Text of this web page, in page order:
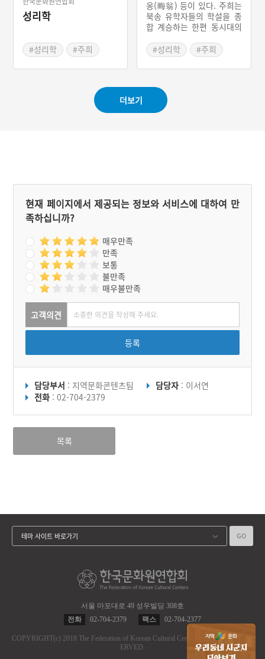
도리를 깨닫고 실천하기 위
한 지침서였다. 동방 오현으
로 조선 도통을 계승하고 있
교에서 소학의 의미를 상징
하는 인물이기도 하다.
성리학
#성리학
#주희
옹(晦翁) 등이 있다. 주희는
북송 유학자들의 학설을 종
합 계승하는 한편 동시대의
써 송대의 성리학을 집대성
하였다. 그의 철학 체계인
‘주자학(朱子學)’은 성리학
그 이론이 매우 정밀하고 또
한 방대한 내용을 담고 있어
이후의 유교 발전에 지대한
력을 끼쳤다.
#성리학 #주희
더보기
현재 페이지에서 제공되는 정보와 서비스에 대하여 만
족하십니까?
매우만족
만족
보통
불만족
매우불만족
고객의견
등록
담당부서 : 지역문화콘텐츠팀 담당자 : 이서연
전화 : 02-704-2379
목록
서울 마포대로 49 성우빌딩 308호
전화
02-704-2379 팩스 02-704-2377
COPYRIGHT(c) 2018 The Federation of Korean Cultural Centers.
ALL RIGHT RES
ERVED.
테마 사이트 바로가기 GO